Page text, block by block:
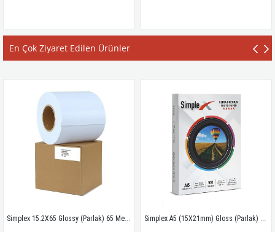
En Çok Ziyaret Edilen Ürünler
Simplex 15.2X65 Glossy (Parlak) 65 Metre Simplex A5 (15X21mm) Gloss (Parlak) Ultra Premium Photo Paper 100'lük